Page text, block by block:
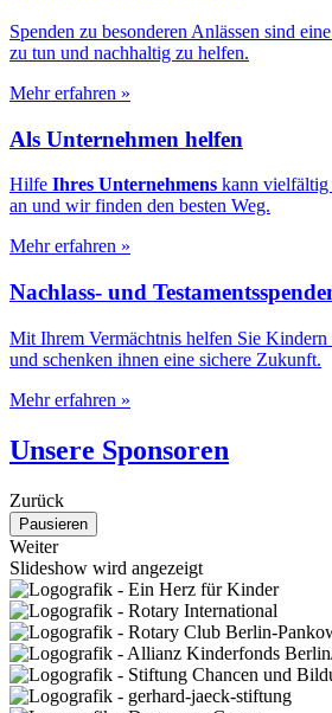
Spenden zu besonderen Anlässen sind eine
zu tun und nachhaltig zu helfen.
Mehr erfahren »
Als Unternehmen helfen
Hilfe Ihres Unternehmens kann vielfältig
an und wir finden den besten Weg.
Mehr erfahren »
Nachlass- und
Mit Ihrem Vermächtnis helfen Sie
und schenken ihnen eine sichere Zukunft.
Mehr erfahren »
Unsere Sponsoren
Zurück
Pausieren
Weiter
Slideshow wird angezeigt